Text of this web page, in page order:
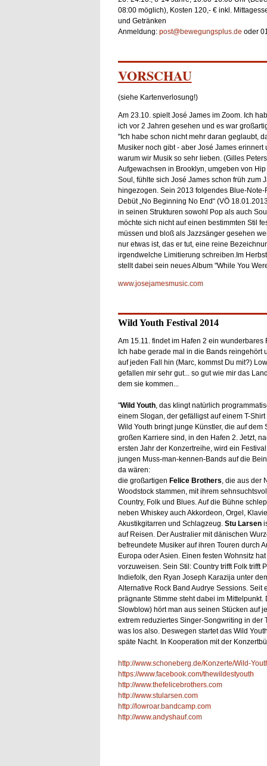
08:00 möglich), Kosten 120,- € inkl.
und Getränken
Anmeldung: post@bewegungsplus.de oder
VORSCHAU
(siehe Kartenverlosung!)
Am 23.10. spielt José James im Zoom. Ich
ich vor 2 Jahren gesehen und es war
"Ich habe schon nicht mehr daran geglaubt,
Musiker noch gibt - aber José James erinnert
warum wir Musik so sehr lieben. (Gilles
Aufgewachsen in Brooklyn, umgeben von
Soul, fühlte sich José James schon früh zum
hingezogen. Sein 2013 folgendes Blue-Note-
Debüt „No Beginning No End“ (VÖ
in seinen Strukturen sowohl Pop als auch
möchte sich nicht auf einen bestimmten Stil
müssen und bloß als Jazzsänger gesehen
nur etwas ist, das er tut, eine reine
irgendwelche Limitierung schreiben.Im
stellt dabei sein neues Album "While You
www.josejamesmusic.com
Wild Youth Festival 2014
Am 15.11. findet im Hafen 2 ein wunderbares
Ich habe gerade mal in die Bands reingehört
auf jeden Fall hin (Marc, kommst Du mit?)
gefallen mir sehr gut... so gut wie mir das
dem sie kommen...
"Wild Youth, das klingt natürlich
einem Slogan, der gefälligst auf einem T-
Wild Youth bringt junge Künstler, die auf dem
großen Karriere sind, in den Hafen 2. Jetzt,
ersten Jahr der Konzertreihe, wird ein
jungen Muss-man-kennen-Bands auf die
da wären:
die großartigen Felice Brothers, die aus der
Woodstock stammen, mit ihrem
Country, Folk und Blues. Auf die Bühne
neben Whiskey auch Akkordeon, Orgel,
Akustikgitarren und Schlagzeug. Stu Larsen
auf Reisen. Der Australier mit dänischen
befreundete Musiker auf ihren Touren durch
Europa oder Asien. Einen festen Wohnsitz
vorzuweisen. Sein Stil: Country trifft Folk trifft
Indiefolk, den Ryan Joseph Karazija unter
Alternative Rock Band Audrye Sessions.
prägnante Stimme steht dabei im
Slowblow) hört man aus seinen Stücken auf
extrem reduziertes Singer-Songwriting in der
was los also. Deswegen startet das Wild
späte Nacht. In Kooperation mit der
http://www.schoneberg.de/Konzerte/Wild-
https://www.facebook.com/thewildestyouth
http://www.thefelicebrothers.com
http://www.stularsen.com
http://lowroar.bandcamp.com
http://www.andyshauf.com